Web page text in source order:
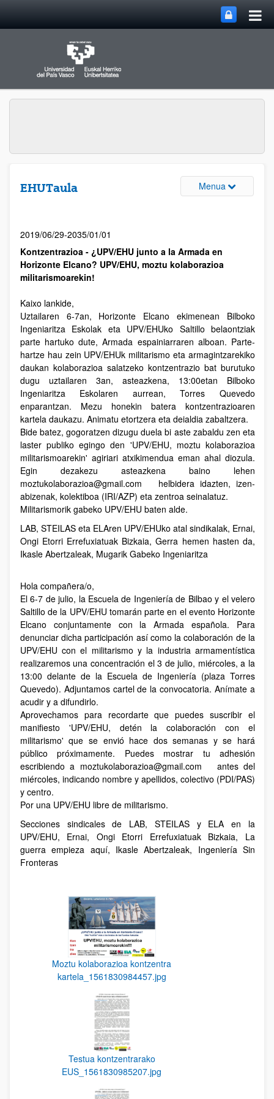
EHUTaula Menua
2019/06/29-2035/01/01
Kontzentrazioa - ¿UPV/EHU junto a la Armada en
Horizonte Elcano? UPV/EHU, moztu kolaborazioa
militarismoarekin!
Kaixo lankide,
Uztailaren 6-7an, Horizonte Elcano ekimenean Bilboko
Ingeniaritza Eskolak eta UPV/EHUko Saltillo belaontziak
parte hartuko dute, Armada espainiarraren alboan. Parte-
hartze hau zein UPV/EHUk militarismo eta armagintzarekiko
daukan kolaborazioa salatzeko kontzentrazio bat burutuko
dugu uztailaren 3an, asteazkena, 13:00etan Bilboko
Ingeniaritza Eskolaren aurrean, Torres Quevedo
enparantzan. Mezu honekin batera kontzentrazioaren
kartela daukazu. Animatu etortzera eta deialdia zabaltzera.
Bide batez, gogoratzen dizugu duela bi aste zabaldu zen eta
laster publiko egingo den 'UPV/EHU, moztu kolaborazioa
militarismoarekin' agiriari atxikimendua eman ahal diozula.
Egin dezakezu asteazkena baino lehen
moztukolaborazioa@gmail.com helbidera idazten, izen-
abizenak, kolektiboa (IRI/AZP) eta zentroa seinalatuz.
Militarismorik gabeko UPV/EHU baten alde.
LAB, STEILAS eta ELAren UPV/EHUko atal sindikalak, Ernai,
Ongi Etorri Errefuxiatuak Bizkaia, Gerra hemen hasten da,
Ikasle Abertzaleak, Mugarik Gabeko Ingeniaritza
Hola compañera/o,
El 6-7 de julio, la Escuela de Ingeniería de Bilbao y el velero
Saltillo de la UPV/EHU tomarán parte en el evento Horizonte
Elcano conjuntamente con la Armada española. Para
denunciar dicha participación así como la colaboración de la
UPV/EHU con el militarismo y la industria armamentística
realizaremos una concentración el 3 de julio, miércoles, a la
13:00 delante de la Escuela de Ingeniería (plaza Torres
Quevedo). Adjuntamos cartel de la convocatoria. Anímate a
acudir y a difundirlo.
Aprovechamos para recordarte que puedes suscribir el
manifiesto 'UPV/EHU, detén la colaboración con el
militarismo' que se envió hace dos semanas y se hará
público próximamente. Puedes mostrar tu adhesión
escribiendo a moztukolaborazioa@gmail.com antes del
miércoles, indicando nombre y apellidos, colectivo (PDI/PAS)
y centro.
Por una UPV/EHU libre de militarismo.
Secciones sindicales de LAB, STEILAS y ELA en la
UPV/EHU, Ernai, Ongi Etorri Errefuxiatuak Bizkaia, La
guerra empieza aquí, Ikasle Abertzaleak, Ingeniería Sin
Fronteras
Moztu kolaborazioa kontzentra
kartela_1561830984457.jpg
Testua kontzentrarako
EUS_1561830985207.jpg